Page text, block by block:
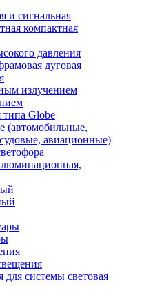
и сигнальная
компактная
давления
дуговая
излучением
Globe
(автомобильные,
авиационные)
системы световая